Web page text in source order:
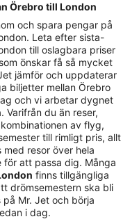
Örebro till London
och spara pengar på
Leta efter sista-
till oslagbara priser
önskar få så mycket
jämför och uppdaterar
biljetter mellan Örebro
och vi arbetar dygnet
Varifrån du än reser,
av flyg,
till rimligt pris, allt
resor över hela
för att passa dig. Många
finns tillgängliga
drömsemestern ska bli
Mr. Jet och börja
i dag.